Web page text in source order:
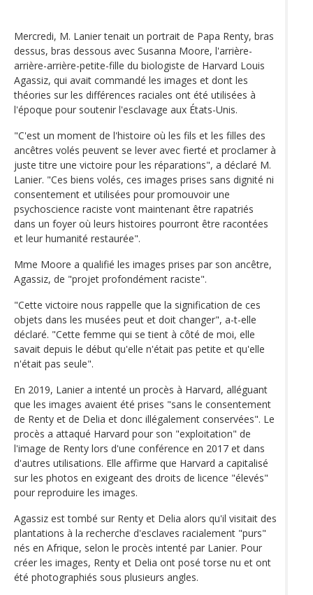
Mercredi, M. Lanier tenait un portrait de Papa Renty, bras
dessus, bras dessous avec Susanna Moore, l'arrière-
arrière-arrière-petite-fille du biologiste de Harvard Louis
Agassiz, qui avait commandé les images et dont les
théories sur les différences raciales ont été utilisées à
l'époque pour soutenir l'esclavage aux États-Unis.
"C'est un moment de l'histoire où les fils et les filles des
ancêtres volés peuvent se lever avec fierté et proclamer à
juste titre une victoire pour les réparations", a déclaré M.
Lanier. "Ces biens volés, ces images prises sans dignité ni
consentement et utilisées pour promouvoir une
psychoscience raciste vont maintenant être rapatriés
dans un foyer où leurs histoires pourront être racontées
et leur humanité restaurée".
Mme Moore a qualifié les images prises par son ancêtre,
Agassiz, de "projet profondément raciste".
"Cette victoire nous rappelle que la signification de ces
objets dans les musées peut et doit changer", a-t-elle
déclaré. "Cette femme qui se tient à côté de moi, elle
savait depuis le début qu'elle n'était pas petite et qu'elle
n'était pas seule".
En 2019, Lanier a intenté un procès à Harvard, alléguant
que les images avaient été prises "sans le consentement
de Renty et de Delia et donc illégalement conservées". Le
procès a attaqué Harvard pour son "exploitation" de
l'image de Renty lors d'une conférence en 2017 et dans
d'autres utilisations. Elle affirme que Harvard a capitalisé
sur les photos en exigeant des droits de licence "élevés"
pour reproduire les images.
Agassiz est tombé sur Renty et Delia alors qu'il visitait des
plantations à la recherche d'esclaves racialement "purs"
nés en Afrique, selon le procès intenté par Lanier. Pour
créer les images, Renty et Delia ont posé torse nu et ont
été photographiés sous plusieurs angles.